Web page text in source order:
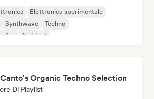
Elettronica sperimentale
Synthwave
Techno
Ambient
Organic Techno Selection
Di Playlist